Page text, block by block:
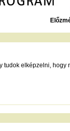
elképzelni,